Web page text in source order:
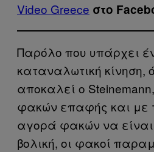
Video Greece στο
Παρόλο που υπάρχει
καταναλωτική κίνηση,
αποκαλεί ο
φακών επαφής και με
αγορά φακών να είναι
βολική, οι φακοί